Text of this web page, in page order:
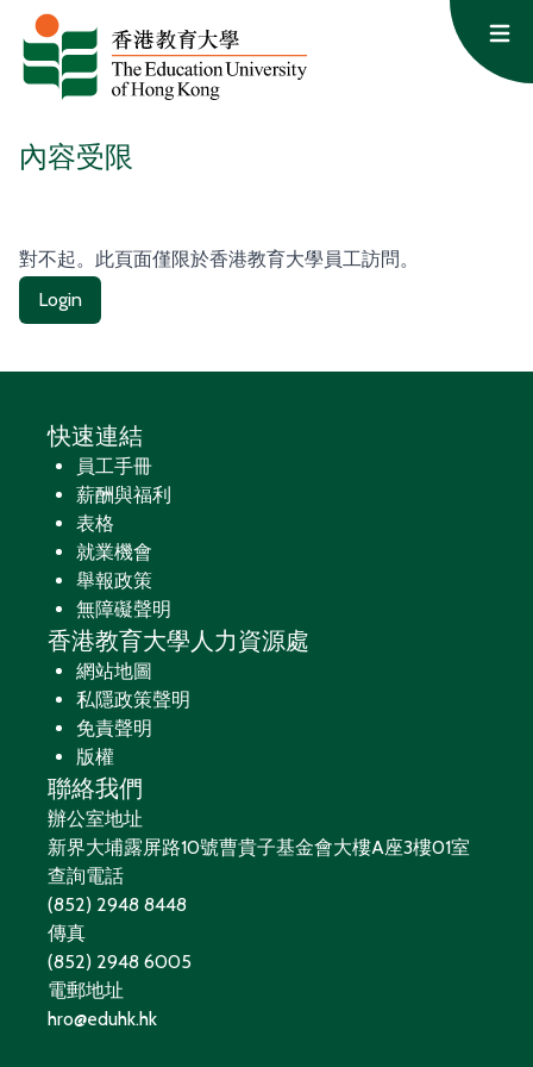
跳至主要內容
內容受限
對不起。此頁面僅限於香港教育大學員工訪問。
Login
快速連結
員工手冊
薪酬與福利
表格
就業機會
舉報政策
無障礙聲明
香港教育大學人力資源處
網站地圖
私隱政策聲明
免責聲明
版權
聯絡我們
辦公室地址
新界大埔露屏路10號曹貴子基金會大樓A座3樓01室
查詢電話
(852) 2948 8448
傳真
(852) 2948 6005
電郵地址
hro@eduhk.hk